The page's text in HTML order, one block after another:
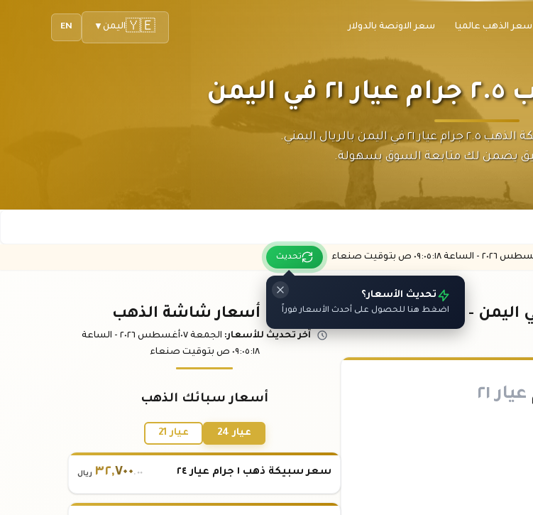
سعر الذهب عالميا سعر الاونصة بالدولار EN 🇾🇪اليمن ▼
احصل على أحدث سعر سبيكة الذهب ٢.٥ جرام عيار ٢١ في اليمن بالريال اليمني.
يضمن لك متابعة السوق بسهولة.
٢٠٢٦ - الساعة :١٨ ص بتوقيت صنعاء تحديث
تحديث الأسعار؟
اضغط هنا للحصول على أحدث الأسعار فوراً
عيار ٢١
باقي أسعار شاشة الذهب
آخر تحديث للأسعار: الجمعة ٠٧ أغسطس ٢٠٢٦ -
الساعة
٠٩:٠٥:١٨ ص بتوقيت صنعاء
أسعار سبائك الذهب
عيار 24 عيار 21
سعر سبيكة ذهب ١ جرام عيار ٢٤ ٣٢,٧٠٠.٠٠ ريال